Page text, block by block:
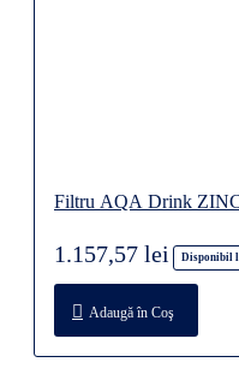
Filtru AQA Drink
Disponibil
1.157,57 lei
Adaugă în Coş